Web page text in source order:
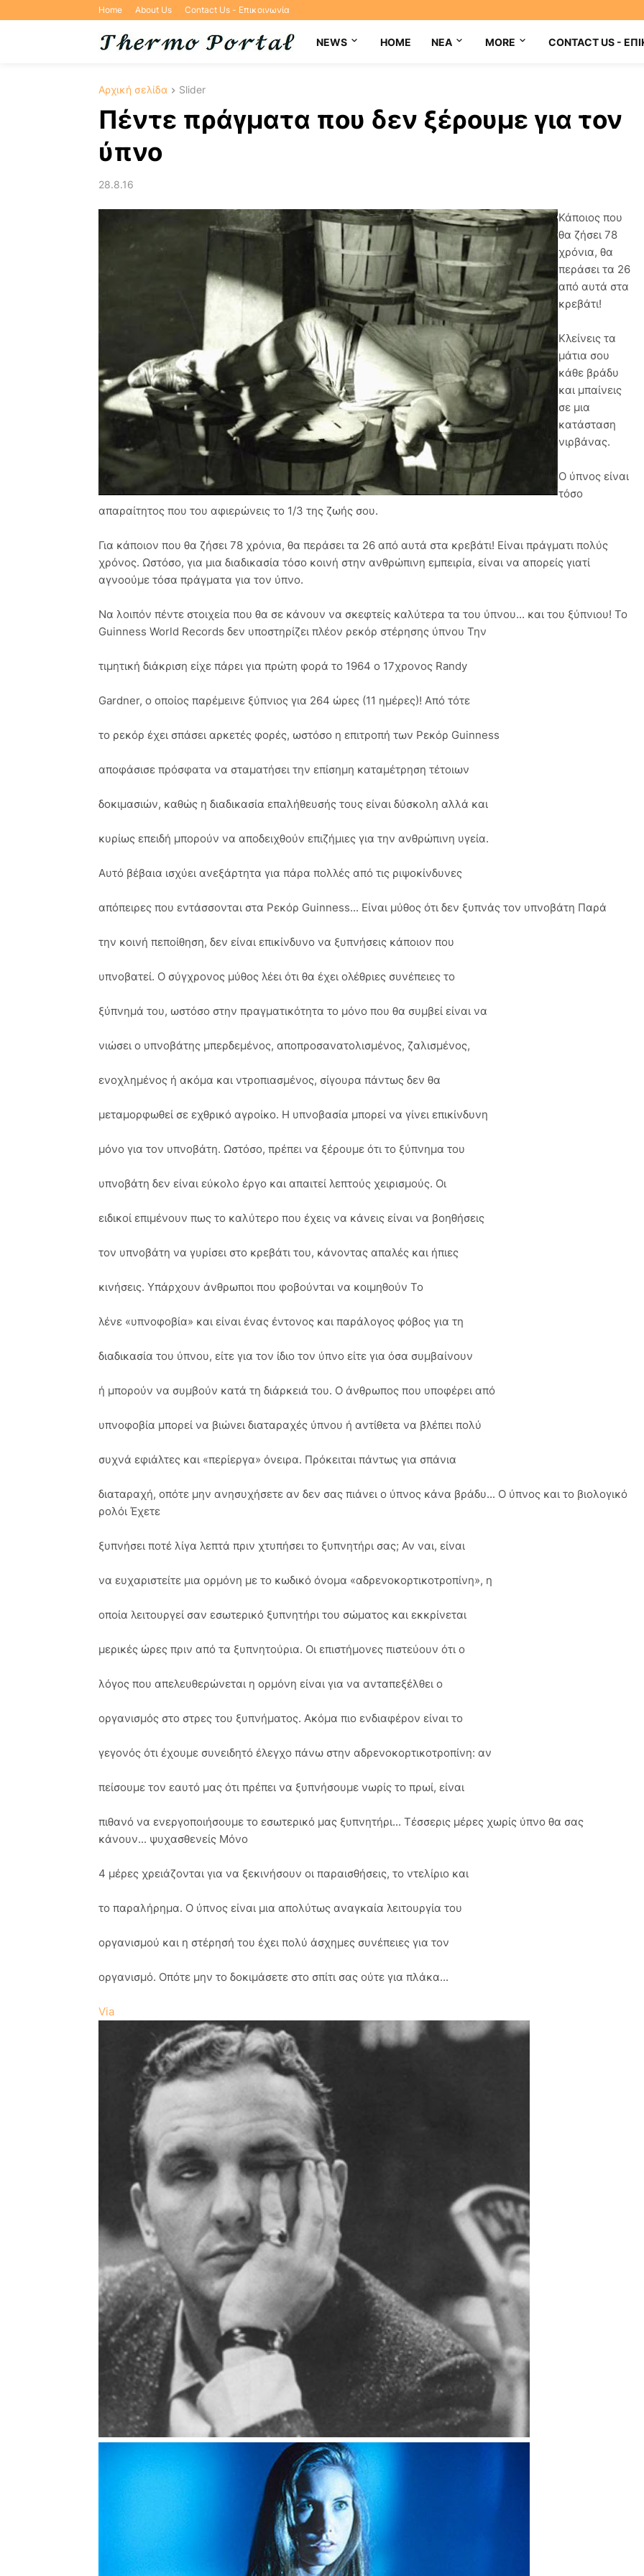
Home About Us Contact Us - Επικοινωνία
NEWS HOME NEA MORE CONTACT US -
Αρχική σελίδα Slider
Πέντε πράγματα που δεν ξέρουμε για τον
ύπνο
28.8.16
Κάποιος που
θα ζήσει 78
χρόνια, θα
περάσει τα 26
από αυτά στα
κρεβάτι!
Κλείνεις τα
μάτια σου
κάθε βράδυ
και μπαίνεις
σε μια
κατάσταση
νιρβάνας.
Ο ύπνος είναι
τόσο
απαραίτητος που του αφιερώνεις το 1/3 της ζωής σου.
Για κάποιον που θα ζήσει 78 χρόνια, θα περάσει τα 26 από αυτά στα κρεβάτι! Είναι πράγματι πολύς
χρόνος. Ωστόσο, για μια διαδικασία τόσο κοινή στην ανθρώπινη εμπειρία, είναι να απορείς γιατί
αγνοούμε τόσα πράγματα για τον ύπνο.
Να λοιπόν πέντε στοιχεία που θα σε κάνουν να σκεφτείς καλύτερα τα του ύπνου... και του ξύπνιου! Το
Guinness World Records δεν υποστηρίζει πλέον ρεκόρ στέρησης ύπνου Την
τιμητική διάκριση είχε πάρει για πρώτη φορά το 1964 ο 17χρονος Randy
Gardner, ο οποίος παρέμεινε ξύπνιος για 264 ώρες (11 ημέρες)! Από τότε
το ρεκόρ έχει σπάσει αρκετές φορές, ωστόσο η επιτροπή των Ρεκόρ Guinness
αποφάσισε πρόσφατα να σταματήσει την επίσημη καταμέτρηση τέτοιων
δοκιμασιών, καθώς η διαδικασία επαλήθευσής τους είναι δύσκολη αλλά και
κυρίως επειδή μπορούν να αποδειχθούν επιζήμιες για την ανθρώπινη υγεία.
Αυτό βέβαια ισχύει ανεξάρτητα για πάρα πολλές από τις ριψοκίνδυνες
απόπειρες που εντάσσονται στα Ρεκόρ Guinness... Είναι μύθος ότι δεν ξυπνάς τον υπνοβάτη Παρά
την κοινή πεποίθηση, δεν είναι επικίνδυνο να ξυπνήσεις κάποιον που
υπνοβατεί. Ο σύγχρονος μύθος λέει ότι θα έχει ολέθριες συνέπειες το
ξύπνημά του, ωστόσο στην πραγματικότητα το μόνο που θα συμβεί είναι να
νιώσει ο υπνοβάτης μπερδεμένος, αποπροσανατολισμένος, ζαλισμένος,
ενοχλημένος ή ακόμα και ντροπιασμένος, σίγουρα πάντως δεν θα
μεταμορφωθεί σε εχθρικό αγροίκο. Η υπνοβασία μπορεί να γίνει επικίνδυνη
μόνο για τον υπνοβάτη. Ωστόσο, πρέπει να ξέρουμε ότι το ξύπνημα του
υπνοβάτη δεν είναι εύκολο έργο και απαιτεί λεπτούς χειρισμούς. Οι
ειδικοί επιμένουν πως το καλύτερο που έχεις να κάνεις είναι να βοηθήσεις
τον υπνοβάτη να γυρίσει στο κρεβάτι του, κάνοντας απαλές και ήπιες
κινήσεις. Υπάρχουν άνθρωποι που φοβούνται να κοιμηθούν Το
λένε «υπνοφοβία» και είναι ένας έντονος και παράλογος φόβος για τη
διαδικασία του ύπνου, είτε για τον ίδιο τον ύπνο είτε για όσα συμβαίνουν
ή μπορούν να συμβούν κατά τη διάρκειά του. Ο άνθρωπος που υποφέρει από
υπνοφοβία μπορεί να βιώνει διαταραχές ύπνου ή αντίθετα να βλέπει πολύ
συχνά εφιάλτες και «περίεργα» όνειρα. Πρόκειται πάντως για σπάνια
διαταραχή, οπότε μην ανησυχήσετε αν δεν σας πιάνει ο ύπνος κάνα βράδυ... Ο ύπνος και το βιολογικό
ρολόι Έχετε
ξυπνήσει ποτέ λίγα λεπτά πριν χτυπήσει το ξυπνητήρι σας; Αν ναι, είναι
να ευχαριστείτε μια ορμόνη με το κωδικό όνομα «αδρενοκορτικοτροπίνη», η
οποία λειτουργεί σαν εσωτερικό ξυπνητήρι του σώματος και εκκρίνεται
μερικές ώρες πριν από τα ξυπνητούρια. Οι επιστήμονες πιστεύουν ότι ο
λόγος που απελευθερώνεται η ορμόνη είναι για να ανταπεξέλθει ο
οργανισμός στο στρες του ξυπνήματος. Ακόμα πιο ενδιαφέρον είναι το
γεγονός ότι έχουμε συνειδητό έλεγχο πάνω στην αδρενοκορτικοτροπίνη: αν
πείσουμε τον εαυτό μας ότι πρέπει να ξυπνήσουμε νωρίς το πρωί, είναι
πιθανό να ενεργοποιήσουμε το εσωτερικό μας ξυπνητήρι... Τέσσερις μέρες χωρίς ύπνο θα σας
κάνουν... ψυχασθενείς Μόνο
4 μέρες χρειάζονται για να ξεκινήσουν οι παραισθήσεις, το ντελίριο και
το παραλήρημα. Ο ύπνος είναι μια απολύτως αναγκαία λειτουργία του
οργανισμού και η στέρησή του έχει πολύ άσχημες συνέπειες για τον
οργανισμό. Οπότε μην το δοκιμάσετε στο σπίτι σας ούτε για πλάκα...
Via